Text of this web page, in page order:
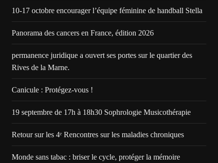
10-17 octobre encourager l’équipe féminine de handball Stella
Panorama des cancers en France, édition 2026
permanence juridique a ouvert ses portes sur le quartier des
Rives de la Marne.
Canicule : Protégez-vous !
19 septembre de 17h à 18h30 Sophrologie Musicothérapie
Retour sur les 4ᵉ Rencontres sur les maladies chroniques
Monde sans tabac : briser le cycle, protéger la mémoire